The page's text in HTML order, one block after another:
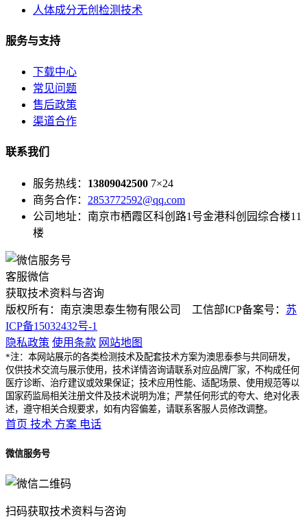
人体成分无创检测技术
服务与支持
下载中心
常见问题
售后政策
渠道合作
联系我们
服务热线： 13809042500 7×24
商务合作： 2853772592@qq.com
公司地址：南京市栖霞区科创路1号金港科创园综合楼11
楼
客服微信
获取技术资料与咨询
版权所有：南京澳思泰生物有限公司 工信部ICP备案号： 苏
ICP备15032432号-1
隐私政策 使用条款 网站地图
*注：本网站展示的各类检测技术及配套技术方案为澳思泰参与共同研发，
仅供技术交流与展示使用，技术详情咨询请联系对应品牌厂家，不构成任何
医疗诊断、治疗建议或效果保证；技术应用性能、适配场景、使用规范等以
国家药监局相关注册文件及技术说明为准；严禁任何形式的夸大、绝对化表
述，遵守相关合规要求，如有内容偏差，请联系客服人员修改调整。
首页 技术 方案 电话
微信服务号
扫码获取技术资料与咨询